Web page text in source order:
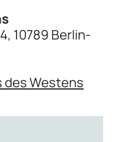
10789 Berlin-
des Westens